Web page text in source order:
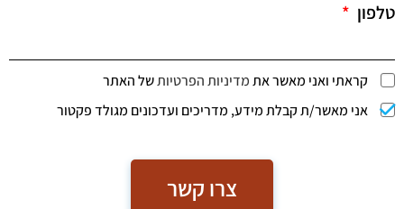
טלפון
קראתי ואני מאשר אתמדיניות הפרטיותשל האתר
אני מאשר/ת קבלת מידע, מדריכים ועדכונים מגולד פקטור
צרו קשר